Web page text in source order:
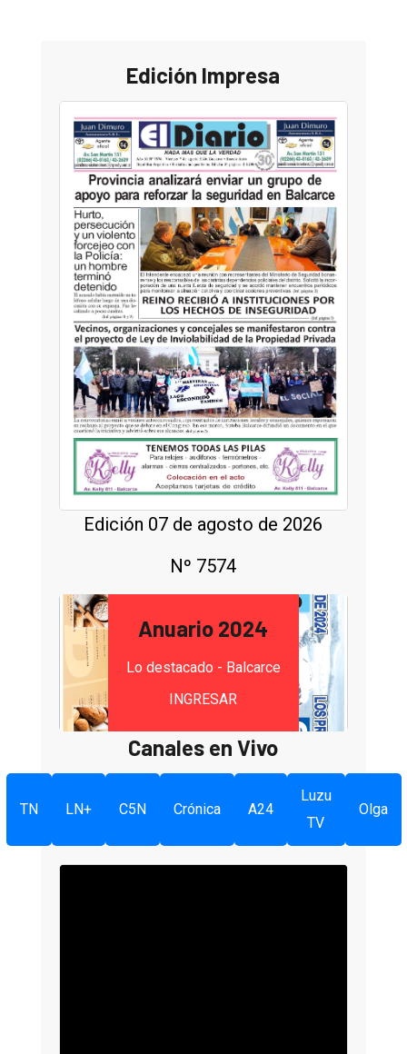
Edición Impresa
Edición 07 de agosto de 2026
Nº 7574
Anuario 2024
Lo destacado - Balcarce
INGRESAR
Canales en Vivo
TN LN+ C5N Crónica A24
Luzu
TV
Olga